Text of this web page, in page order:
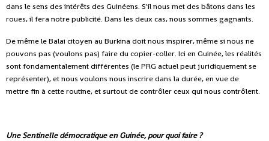
dans le sens des intérêts des Guinéens. S'il nous met des bâtons dans les
roues, il fera notre publicité. Dans les deux cas, nous sommes gagnants.
De même le Balai citoyen au Burkina doit nous inspirer, même si nous ne
pouvons pas (voulons pas) faire du copier-coller. Ici en Guinée, les réalités
sont fondamentalement différentes (le PRG actuel peut juridiquement se
représenter), et nous voulons nous inscrire dans la durée, en vue de
mettre fin à cette routine, et surtout de contrôler ceux qui nous contrôlent.
Une Sentinelle démocratique en Guinée, pour quoi faire ?